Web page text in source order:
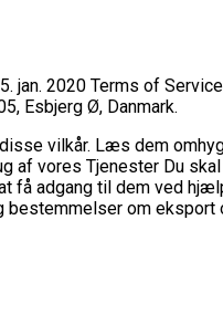
2020 Terms of
Esbjerg Ø, Danmark.
disse vilkår. Læs dem
af vores Tjenester Du
adgang til dem ved
bestemmelser om eksport